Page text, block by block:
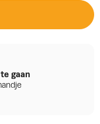
gaan